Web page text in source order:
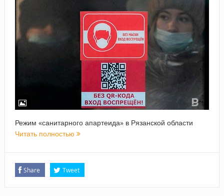
Режим «санитарного апартеида» в Рязанской области
Читать полностью
Share Tweet